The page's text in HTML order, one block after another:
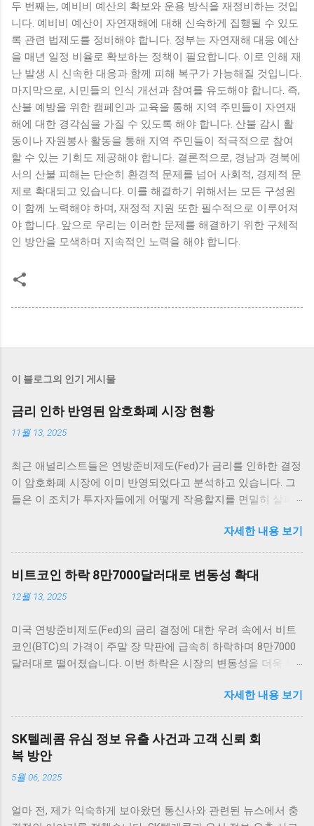
두 번째는, 예비비 예산의 확보와 운용 방식을 재정비하는 것입
니다. 예비비 예산이 자연재해에 대해 신속하게 집행될 수 있도
록 관련 법제도를 정비해야 합니다. 정부는 자연재해 대응 예산
을 매년 일정 비율로 확보하는 정책이 필요합니다. 이로 인해 재
난 발생 시 신속한 대응과 함께 피해 복구가 가능해질 것입니다.
마지막으로, 시민들의 인식 개선과 참여를 유도해야 합니다. 즉,
산불 예방을 위한 캠페인과 교육을 통해 지역 주민들이 자연재
해에 대한 경각심을 가질 수 있도록 해야 합니다. 산불 감시 활
동이나 자원봉사 활동을 통해 지역 주민들이 적극적으로 참여
할 수 있는 기회도 제공해야 합니다. 결론적으로, 경남과 경북에
서의 산불 피해는 단순히 환경적 문제를 넘어 사회적, 경제적 문
제로 확대되고 있습니다. 이를 해결하기 위해서는 모든 구성원
이 함께 노력해야 하며, 재정적 지원 또한 필수적으로 이루어져
야 합니다. 앞으로 우리는 이러한 문제를 해결하기 위한 구체적
인 방안을 모색하며 지속적인 노력을 해야 합니다.
이 블로그의 인기 게시물
금리 인하 반영된 암호화폐 시장 현황
11월 13, 2025
최근 애널리스트들은 연방준비제도(Fed)가 금리를 인하한 결정
이 암호화폐 시장에 이미 반영되었다고 분석하고 있습니다. 그
들은 이 조치가 투자자들에게 어떻게 작용할지를 면밀히 살펴
이 여전히 불확실하다고 전하며 주목받고 있습니다. 암호화폐
시장의 반응 암호화폐 시장은 매우 흥미로운 반응을 보이고 있
습니다. 최근 연방준비제도(Fed)의 금리 인하 발표 이후, 여러
주요 암호화폐의 가격이 즉각적으로 상승세를 타기 시작했습니
다. 이러한 상승세는 애널리스트들에 의하면 이미 시장에 반영
을 살펴보면, 단기적인 가격 변동 범위 내에서 긍정적인 움직임
을 보여 주고 있습니다. 금리 인하 발표가 나자, 비트코인은 약
5% 이상 상승하면서 투자자들에게 희망적인 신호를 전달했습
응하는 것은 상당히 흥미로운 일이며, 앞으로의 동향에 대한 논
의가 필요합니다. 그 외에도 이더리움, 리플 등 다른 암호화폐들
도 비슷한 패턴을 보이고 있습니다. 이러한 상황에서 암호화폐
투자자들은 앞으로 금리가 어떻게 변화할지를 주의 깊게 지켜
상승할 수 있을지에 대한 불확실성이 여전히 존재하기 때문입
후 매수세가 강하게 일어나고 있는 가운데, 여러 요소가 시장의
자세한 내용 보기
비트코인 하락 8만7000달러대로 변동성 확대
12월 13, 2025
미국 연방준비제도(Fed)의 금리 결정에 대한 우려 속에서 비트
코인(BTC)의 가격이 주말 장 막판에 급속히 하락하며 8만7000
달러대로 떨어졌습니다. 이번 하락은 시장의 변동성을 더욱 부
다. 이러한 변화는 비트코인 및 암호화폐 시장 전체에 큰 영향을
미칠 것으로 보입니다. 비트코인 하락 배경: FOMC와 시장 반응
비트코인 가격이 8만7000달러대까지 떨어진 배경에는 미국 연
준의 금리 결정이 큰 역할을 하고 있습니다. 투자자들은 연준이
금리를 얼마나 인상할지를 주의 깊게 살펴보고 있으며, 이로 인
해 비트코인 시장에 부정적인 영향을 미치고 있습니다.
해졌고, 이로 인해 비트코인의 가격도 하락세를 보였습니다. 연
자세한 내용 보기
SK텔레콤 유심 정보 유출 사건과 고객 신뢰 회
복 방안
5월 06, 2025
얼마 전, 제가 익숙하게 보아왔던 통신사와 관련된 뉴스에서 충